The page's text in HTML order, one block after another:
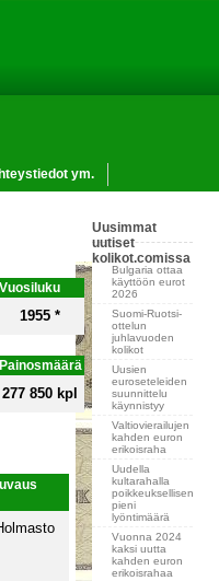
ym.
Vuosiluku
1955 *
Painosmäärä
277 850 kpl
Uusimmat
uutiset
kolikot.comissa
Bulgaria ottaa
käyttöön eurot
2026
Suomi-Ruotsi-
ottelun
juhlavuoden
kolikot
Uusien
euroseteleiden
suunnittelu
käynnistyy
Valtiovierailujen
kahden euron
erikoisraha
Uudella
kultarahalla
poikkeuksellisen
pieni
lyöntimäärä
Vuonna 2024
kaksi uutta
kahden euron
erikoisrahaa